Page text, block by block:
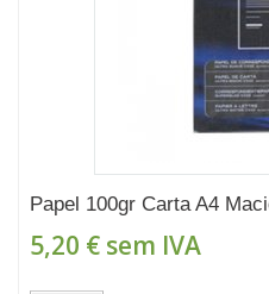
Papel 100gr Carta A4
5,20 € sem IVA